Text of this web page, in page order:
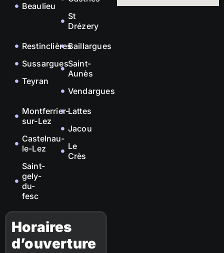
Beaulieu
St
Drézery
Restinclières
Sussargues
Teyran
Baillargues
Saint-
Aunès
Vendargues
Montferrier-
sur-Lez
Castelnau-
le-Lez
Saint-
gely-
du-
fesc
Lattes
Jacou
Le
Crès
Horaires
d’ouverture